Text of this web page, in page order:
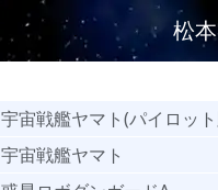
松
宇宙戦艦ヤマト(パイロッ
宇宙戦艦ヤマト